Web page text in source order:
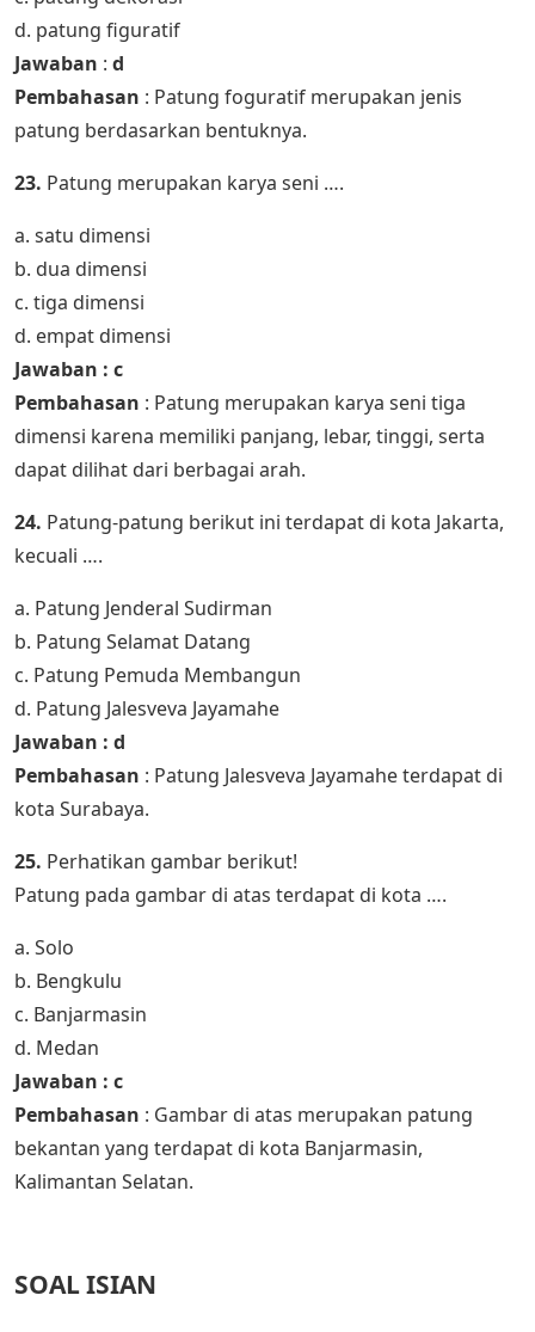
d. patung figuratif
Jawaban : d
Pembahasan : Patung foguratif merupakan jenis
patung berdasarkan bentuknya.
23. Patung merupakan karya seni ….
a. satu dimensi
b. dua dimensi
c. tiga dimensi
d. empat dimensi
Jawaban : c
Pembahasan : Patung merupakan karya seni tiga
dimensi karena memiliki panjang, lebar, tinggi, serta
dapat dilihat dari berbagai arah.
24. Patung-patung berikut ini terdapat di kota Jakarta,
kecuali ….
a. Patung Jenderal Sudirman
b. Patung Selamat Datang
c. Patung Pemuda Membangun
d. Patung Jalesveva Jayamahe
Jawaban : d
Pembahasan : Patung Jalesveva Jayamahe terdapat di
kota Surabaya.
25. Perhatikan gambar berikut!
Patung pada gambar di atas terdapat di kota ….
a. Solo
b. Bengkulu
c. Banjarmasin
d. Medan
Jawaban : c
Pembahasan : Gambar di atas merupakan patung
bekantan yang terdapat di kota Banjarmasin,
Kalimantan Selatan.
SOAL ISIAN